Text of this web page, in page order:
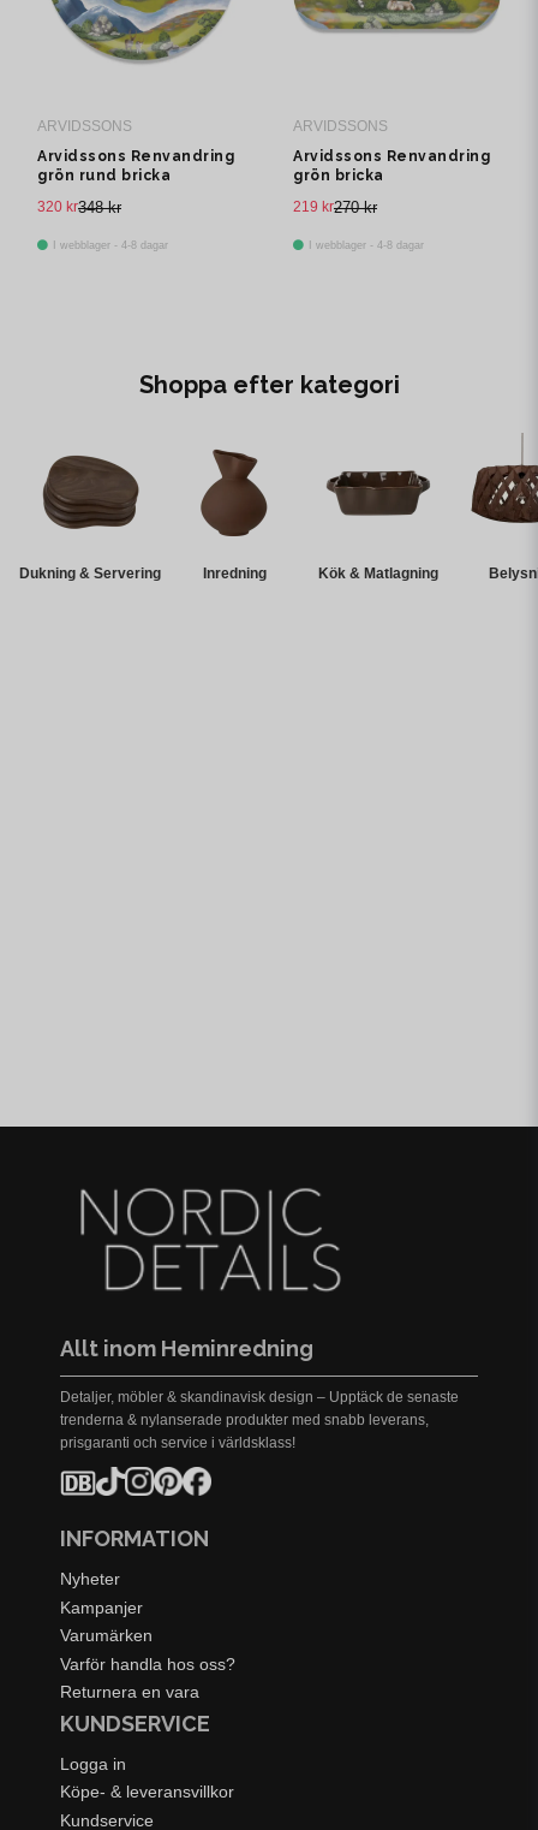
ARVIDSSONS
Arvidssons Renvandring
grön rund bricka
348 kr
320 kr
I webblager - 4-8 dagar
ARVIDSSONS
Arvidssons Renvandring
grön bricka
270 kr
219 kr
I webblager - 4-8 dagar
Shoppa efter kategori
Dukning & Servering Inredning Kök & Matlagning
Allt inom Heminredning
Detaljer, möbler & skandinavisk design – Upptäck de senaste
trenderna & nylanserade produkter med snabb leverans,
prisgaranti och service i världsklass!
INFORMATION
Nyheter
Kampanjer
Varumärken
Varför handla hos oss?
Returnera en vara
KUNDSERVICE
Logga in
Köpe- & leveransvillkor
Kundservice